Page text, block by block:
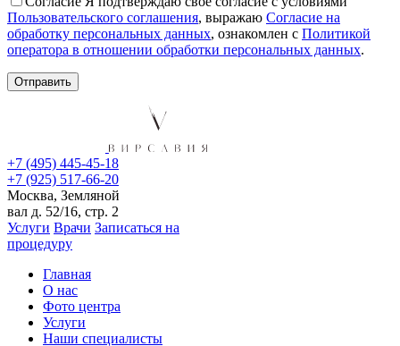
Пользовательского соглашения, выражаю Согласие на
обработку персональных данных, ознакомлен с Политикой
оператора в отношении обработки персональных данных.
+7 (495) 445-45-18
+7 (925) 517-66-20
Москва, Земляной
вал д. 52/16, стр. 2
Услуги Врачи Записаться на
процедуру
Главная
О нас
Фото центра
Услуги
Наши специалисты